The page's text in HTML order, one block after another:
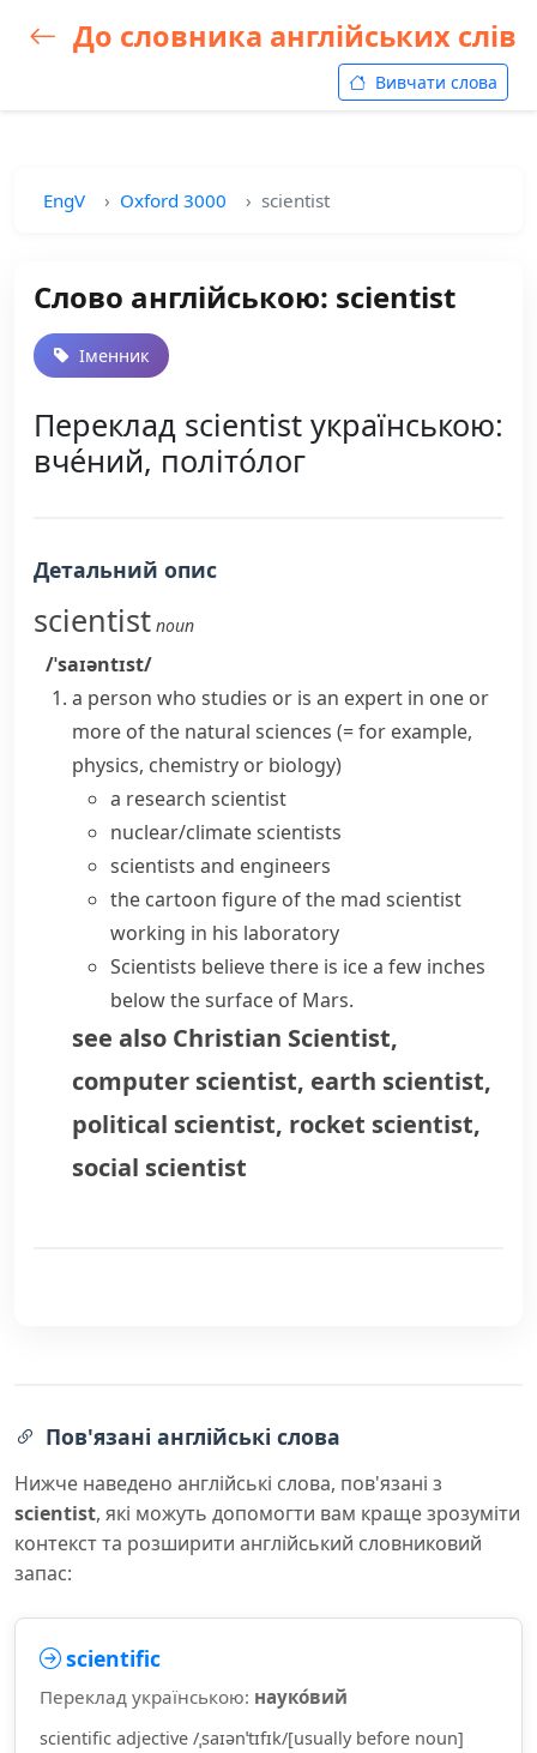
До словника англійських слів
Вивчати слова
EngV Oxford 3000 scientist
Слово англійською: scientist
Іменник
Переклад scientist українською:
вче́ний, політо́лог
Детальний опис
scientist noun
/ˈsaɪəntɪst/
a person who studies or is an expert in one or
more of the natural sciences (= for example,
physics, chemistry or biology)
a research scientist
nuclear/climate scientists
scientists and engineers
the cartoon figure of the mad scientist
working in his laboratory
Scientists believe there is ice a few inches
below the surface of Mars.
see also Christian Scientist,
computer scientist, earth scientist,
political scientist, rocket scientist,
social scientist
Пов'язані англійські слова
Нижче наведено англійські слова, пов'язані з
scientist, які можуть допомогти вам краще зрозуміти
контекст та розширити англійський словниковий
запас:
scientific
Переклад українською: науко́вий
scientific adjective /ˌsaɪənˈtɪfɪk/[usually before noun]